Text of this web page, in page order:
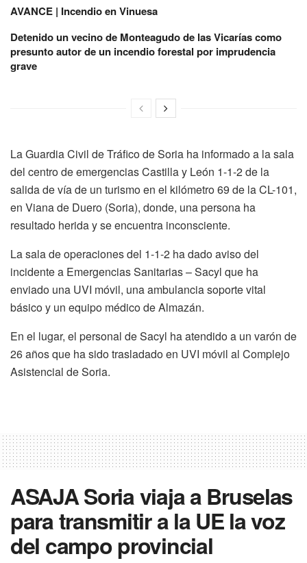
AVANCE | Incendio en Vinuesa
Detenido un vecino de Monteagudo de las Vicarías como
presunto autor de un incendio forestal por imprudencia
grave
La Guardia Civil de Tráfico de Soria ha informado a la sala
del centro de emergencias Castilla y León 1-1-2 de la
salida de vía de un turismo en el kilómetro 69 de la CL-101,
en Viana de Duero (Soria), donde, una persona ha
resultado herida y se encuentra inconsciente.
La sala de operaciones del 1-1-2 ha dado aviso del
incidente a Emergencias Sanitarias – Sacyl que ha
enviado una UVI móvil, una ambulancia soporte vital
básico y un equipo médico de Almazán.
En el lugar, el personal de Sacyl ha atendido a un varón de
26 años que ha sido trasladado en UVI móvil al Complejo
Asistencial de Soria.
ASAJA Soria viaja a Bruselas
para transmitir a la UE la voz
del campo provincial